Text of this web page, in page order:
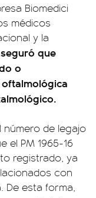
Biomedici
médicos
y la
que
o
número de legajo
el PM 1965-16
registrado, ya
con
De esta forma,